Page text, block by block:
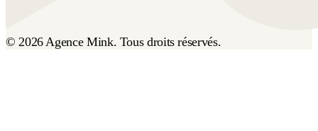
© 2026 Agence Mink. Tous droits réservés.